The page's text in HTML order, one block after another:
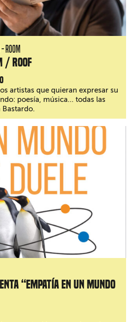
/ roof
artistas que quieran expresar su
poesía, música... todas las
Bastardo.
“Empatía en un mundo